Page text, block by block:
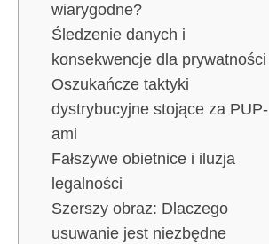
wiarygodne?
Śledzenie danych i
konsekwencje dla prywatności
Oszukańcze taktyki
dystrybucyjne stojące za PUP-
ami
Fałszywe obietnice i iluzja
legalności
Szerszy obraz: Dlaczego
usuwanie jest niezbędne